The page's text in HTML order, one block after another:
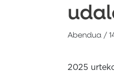
Abendua /
2025